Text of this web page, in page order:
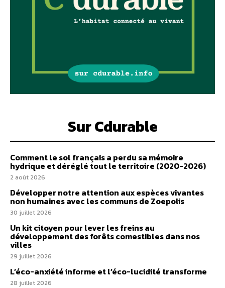
Sur Cdurable
Comment le sol français a perdu sa mémoire
hydrique et déréglé tout le territoire (2020-2026)
2 août 2026
Développer notre attention aux espèces vivantes
non humaines avec les communs de Zoepolis
30 juillet 2026
Un kit citoyen pour lever les freins au
développement des forêts comestibles dans nos
villes
29 juillet 2026
L’éco-anxiété informe et l’éco-lucidité transforme
28 juillet 2026